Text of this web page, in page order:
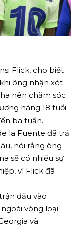
Flick, cho biết
ông nhận xét
nên chăm sóc
háng 18 tuổi
ba tuần.
la Fuente đã trả
nói rằng ông
sẽ có nhiều sự
vì Flick đã
đấu vào
vòng loại
và